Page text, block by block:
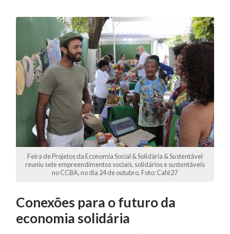
Feira de Projetos da Economia Social & Solidária & Sustentável
reuniu sete empreendimentos sociais, solidários e sustentáveis
no CCBA, no dia 24 de outubro. Foto: Café27
Conexões para o futuro da
economia solidária